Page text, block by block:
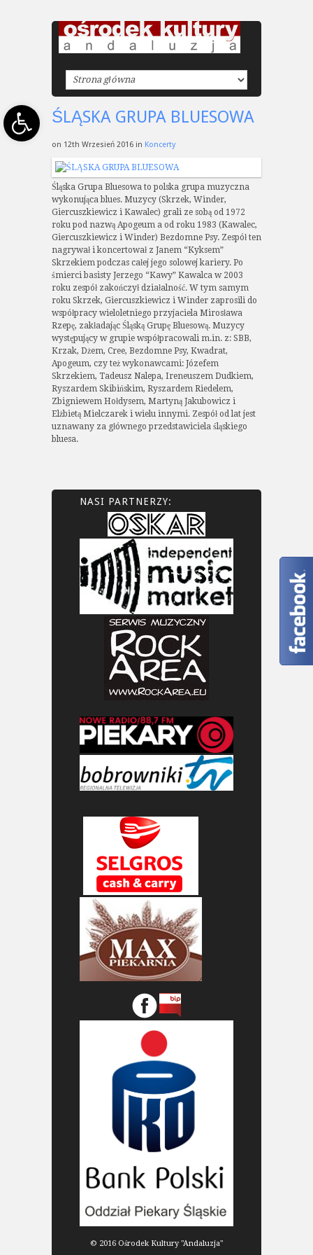
Open toolbarŚLĄSKA GRUPA BLUESOWA
on 12th Wrzesień 2016 in Koncerty
Śląska Grupa Bluesowa to polska grupa muzyczna
wykonująca blues. Muzycy (Skrzek, Winder,
Giercuszkiewicz i Kawalec) grali ze sobą od 1972
roku pod nazwą Apogeum a od roku 1983 (Kawalec,
Giercuszkiewicz i Winder) Bezdomne Psy. Zespół ten
nagrywał i koncertował z Janem “Kyksem”
Skrzekiem podczas całej jego solowej kariery. Po
śmierci basisty Jerzego “Kawy” Kawalca w 2003
roku zespół zakończył działalność. W tym samym
roku Skrzek, Giercuszkiewicz i Winder zaprosili do
współpracy wieloletniego przyjaciela Mirosława
Rzepę, zakładając Śląską Grupę Bluesową. Muzycy
występujący w grupie współpracowali m.in. z: SBB,
Krzak, Dżem, Cree, Bezdomne Psy, Kwadrat,
Apogeum, czy też wykonawcami: Józefem
Skrzekiem, Tadeusz Nalepa, Ireneuszem Dudkiem,
Ryszardem Skibińskim, Ryszardem Riedelem,
Zbigniewem Hołdysem, Martyną Jakubowicz i
Elżbietą Mielczarek i wielu innymi. Zespół od lat jest
uznawany za głównego przedstawiciela śląskiego
bluesa.
NASI PARTNERZY:
© 2016 Ośrodek Kultury "Andaluzja"